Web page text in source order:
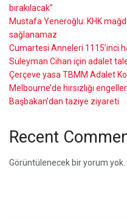
bırakılacak”
Mustafa Yeneroğlu: KHK
sağlanamaz
Cumartesi Anneleri 1115’inci
Süleyman Cihan için adalet
Çerçeve yasa TBMM Adalet
Melbourne’de hırsızlığı
Başbakan’dan taziye ziyareti
Recent
Görüntülenecek bir yorum yok.